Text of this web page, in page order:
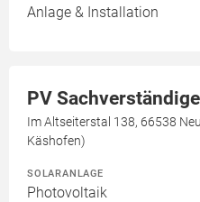
Anlage & Installation
PV
Im Altseiterstal 138, 66538
Käshofen)
SOLARANLAGE
Photovoltaik